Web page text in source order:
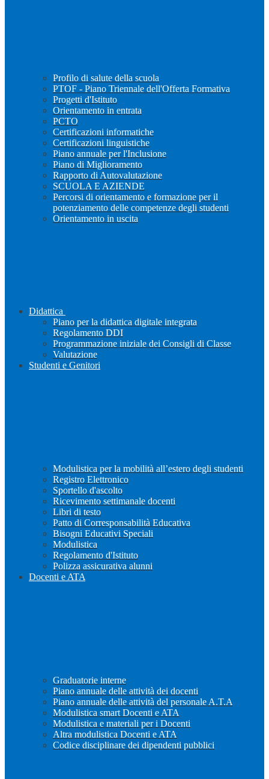
Profilo di salute della scuola
PTOF - Piano Triennale dell'Offerta Formativa
Progetti d'Istituto
Orientamento in entrata
PCTO
Certificazioni informatiche
Certificazioni linguistiche
Piano annuale per l'Inclusione
Piano di Miglioramento
Rapporto di Autovalutazione
SCUOLA E AZIENDE
Percorsi di orientamento e formazione per il
potenziamento delle competenze degli studenti
Orientamento in uscita
Didattica
Piano per la didattica digitale integrata
Regolamento DDI
Programmazione iniziale dei Consigli di Classe
Valutazione
Studenti e Genitori
Modulistica per la mobilità all’estero degli studenti
Registro Elettronico
Sportello d'ascolto
Ricevimento settimanale docenti
Libri di testo
Patto di Corresponsabilità Educativa
Bisogni Educativi Speciali
Modulistica
Regolamento d'Istituto
Polizza assicurativa alunni
Docenti e ATA
Graduatorie interne
Piano annuale delle attività dei docenti
Piano annuale delle attività del personale A.T.A
Modulistica smart Docenti e ATA
Modulistica e materiali per i Docenti
Altra modulistica Docenti e ATA
Codice disciplinare dei dipendenti pubblici